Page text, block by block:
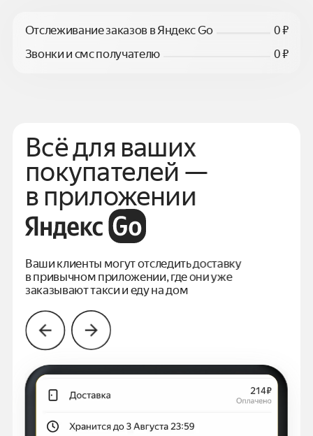
Отслеживание заказов в Яндекс Go
0 ₽
Звонки и смс получателю
0 ₽
Всё для ваших
покупателей —
в приложении
Ваши клиенты могут отследить доставку
в привычном приложении, где они уже
заказывают такси и еду на дом